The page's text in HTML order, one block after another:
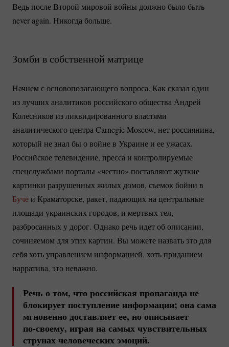
Ведь после Второй мировой войны должно было быть
never again. Никогда больше.
Зомби в собственной матрице
Начнем с основополагающего вопроса. Как сказал один
из лучших аналитиков российского общества Андрей
Колесников из ликвидированного властями
аналитического центра Carnegie Moscow, нет россиянина,
который не знал бы о войне в Украине и ее ужасах.
Российское телевидение, пресса и контролируемые
спецслужбами порталы «честно» поставляют жуткие
картинки разрушенных жилых домов, съемок бойни в
Бучеи Краматорске, ракет, падающих на центральные
площади украинских городов, и мертвых тел,
разбросанных у дорог. Однако речь идет об описании,
сочиняемом для этих картин. Вы можете назвать это для
себя хоть управлением информацией, хоть приданием
нарратива, это неважно.
Речь о том, что российская пропаганда не
блокирует поступление информации; она сама
мгновенно доставляет ее, но описывает
по-своему, играя на самых чувствительных
струнах человеческих эмоций.